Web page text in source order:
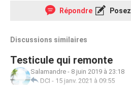
Répondre
Discussions similaires
Testicule qui remonte
Salamandre - 8 juin 2019 à 23:18
DCI - 15 janv. 2021 à 09:55